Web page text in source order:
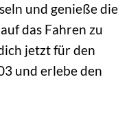
und genieße die
das Fahren zu
jetzt für den
und erlebe den